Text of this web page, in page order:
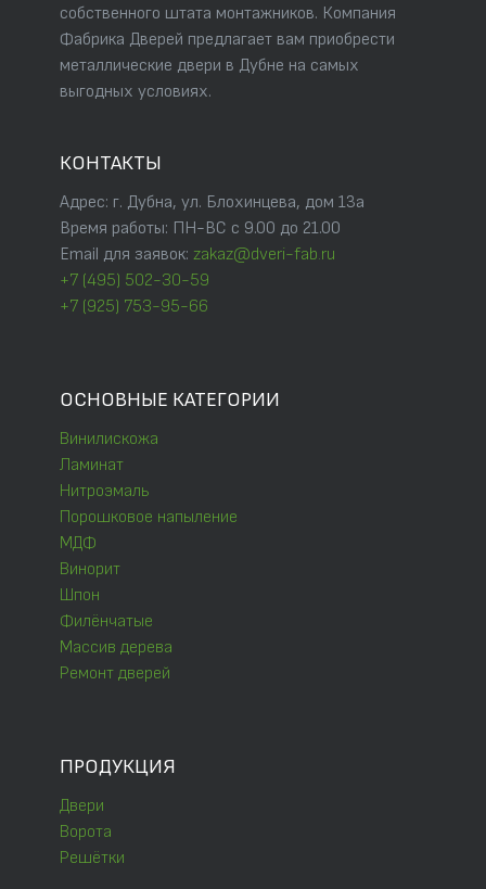
собственного штата монтажников. Компания
Фабрика Дверей предлагает вам приобрести
металлические двери в Дубне на самых
выгодных условиях.
КОНТАКТЫ
Адрес: г. Дубна, ул. Блохинцева, дом 13а
Время работы: ПН-ВС с 9.00 до 21.00
Email для заявок: zakaz@dveri-fab.ru
+7 (495) 502-30-59
+7 (925) 753-95-66
ОСНОВНЫЕ КАТЕГОРИИ
Винилискожа
Ламинат
Нитроэмаль
Порошковое напыление
МДФ
Винорит
Шпон
Филёнчатые
Массив дерева
Ремонт дверей
ПРОДУКЦИЯ
Двери
Ворота
Решётки